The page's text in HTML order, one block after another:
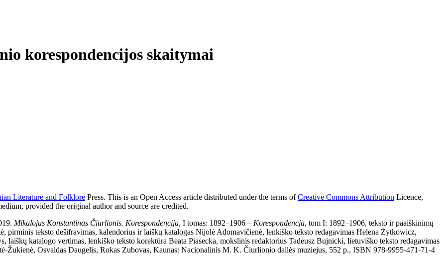
korespondencijos skaitymai
Literature and Folklore Press. This is an Open Access article distributed under the terms ofCreative Commons Attribution Licence,
provided the original author and source are credited.
Mikalojus Konstantinas Čiurlionis. Korespondencija, I tomas: 1892–1906 – Korespondencja, tom I: 1892–1906, teksto ir paaiškinimų
pirminis teksto dešifravimas, kalendorius ir laiškų katalogas Nijolė Adomavičienė, lenkiško teksto redagavimas Helena Żytkowicz,
laiškų katalogo vertimas, lenkiško teksto korektūra Beata Piasecka, mokslinis redaktorius Tadeusz Bujnicki, lietuviško teksto redagavimas
Žukienė, Osvaldas Daugelis, Rokas Zubovas, Kaunas: Nacionalinis M. K. Čiurlionio dailės muziejus, 552 p., ISBN 978-9955-471-71-4